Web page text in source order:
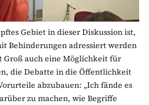
Gebiet in dieser Diskussion ist,
Behinderungen adressiert werden
Groß auch eine Möglichkeit für
die Debatte in die Öffentlichkeit
abzubauen: „Ich fände es
zu machen, wie Begriffe